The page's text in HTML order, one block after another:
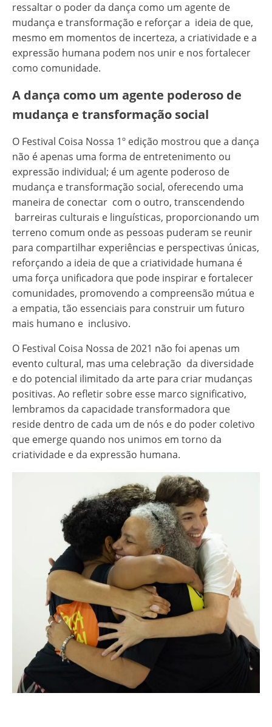
ressaltar o poder da dança como um agente de
mudança e transformação e reforçar a ideia de que,
mesmo em momentos de incerteza, a criatividade e a
expressão humana podem nos unir e nos fortalecer
como comunidade.
A dança como um agente poderoso de
mudança e transformação social
O Festival Coisa Nossa 1º edição mostrou que a dança
não é apenas uma forma de entretenimento ou
expressão individual; é um agente poderoso de
mudança e transformação social, oferecendo uma
maneira de conectar com o outro, transcendendo
barreiras culturais e linguísticas, proporcionando um
terreno comum onde as pessoas puderam se reunir
para compartilhar experiências e perspectivas únicas,
reforçando a ideia de que a criatividade humana é
uma força unificadora que pode inspirar e fortalecer
comunidades, promovendo a compreensão mútua e
a empatia, tão essenciais para construir um futuro
mais humano e inclusivo.
O Festival Coisa Nossa de 2021 não foi apenas um
evento cultural, mas uma celebração da diversidade
e do potencial ilimitado da arte para criar mudanças
positivas. Ao refletir sobre esse marco significativo,
lembramos da capacidade transformadora que
reside dentro de cada um de nós e do poder coletivo
que emerge quando nos unimos em torno da
criatividade e da expressão humana.